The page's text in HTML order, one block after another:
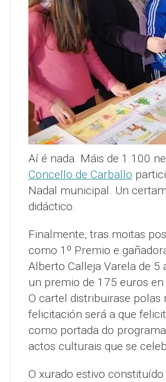
Aí é nada. Máis de 1.100
Concello de Carballo
Nadal municipal. Un
didáctico.
Finalmente, tras moitas
como 1º Premio e
Alberto Calleja Varela de 5
un premio de 175 euros
O cartel distribuirase polas
felicitación será a que
como portada do
actos culturais que se
O xurado estivo